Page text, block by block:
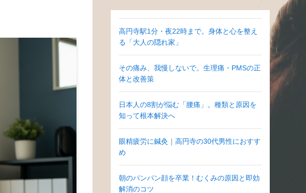
高円寺駅1分・夜22時まで。身体と心を整え
る「大人の隠れ家」
その痛み、我慢しないで。生理痛・PMSの正
体と改善策
日本人の8割が悩む「腰痛」。種類と原因を
知って根本解決へ
眼精疲労に鍼灸｜高円寺の30代男性におすす
め
朝のパンパン顔を卒業！むくみの原因と即効
解消のコツ